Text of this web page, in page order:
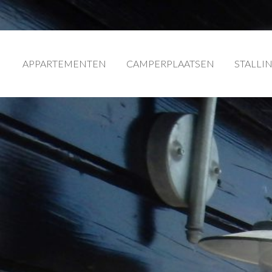
APPARTEMENTEN CAMPERPLAATSEN